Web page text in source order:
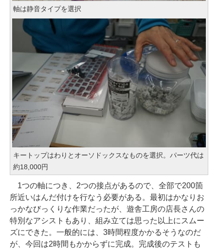
軸は静音タイプを選択
キートップはわりとオーソドックスなものを選択。パーツ代は
約18,000円
1つの軸につき、2つの接点があるので、全部で200箇
所近いはんだ付けを行なう必要がある。最初はかなりお
っかなびっくりな作業だったが、遊舎工房の店長さんの
特別なアシストもあり、組み立ては思った以上にスムー
ズにできた。一般的には、3時間程度かかるそうなのだ
が、今回は2時間もかからずに完成。完成後のテストも